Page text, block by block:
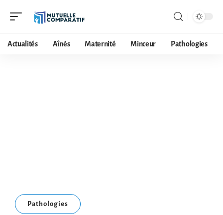
Actualités Aînés Maternité Minceur Pathologies
Pathologies